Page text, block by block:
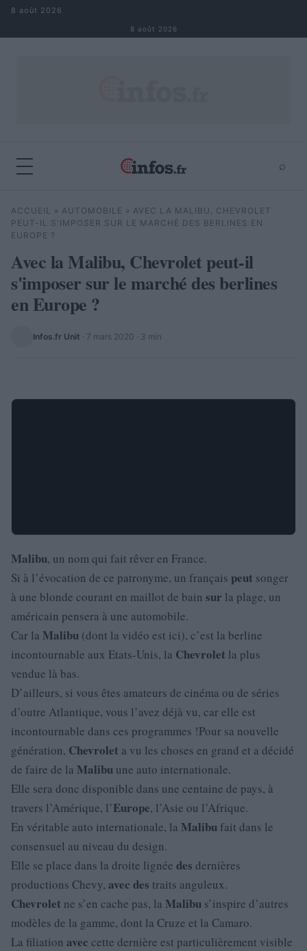
Aller au contenu
8 août 2026
8 août 2026
⌕
Rechercher ⌕
ACCUEIL » AUTOMOBILE » AVEC LA MALIBU, CHEVROLET
PEUT-IL S'IMPOSER SUR LE MARCHÉ DES BERLINES EN
EUROPE ?
Avec la Malibu, Chevrolet peut-il
s'imposer sur le marché des berlines
en Europe ?
Infos.fr Unit · 7 mars 2020 · 3 min
Malibu, un nom qui fait rêver en France.
Si à l’évocation de ce patronyme, un français peut songer
à une blonde courant en maillot de bain sur la plage, un
américain pensera à une automobile.
Car la Malibu (dont la vidéo est ici), c’est la berline
incontournable aux Etats-Unis, la Chevrolet la plus
vendue là bas.
D’ailleurs, si vous êtes amateurs de cinéma ou de séries
d’outre Atlantique, vous l’avez déjà vu, car elle est
incontournable dans ces programmes !Pour sa nouvelle
génération, Chevrolet a vu les choses en grand et a décidé
de faire de la Malibu une auto internationale.
Elle sera donc disponible dans une centaine de pays, à
travers l’Amérique, l’Europe, l’Asie ou l’Afrique.
En véritable auto internationale, la Malibu fait dans le
consensuel au niveau du design.
Elle se place dans la droite lignée des dernières
productions Chevy, avec des traits anguleux.
Chevrolet ne s’en cache pas, la Malibu s’inspire d’autres
modèles de la gamme, dont la Cruze et la Camaro.
La filiation avec cette dernière est particulièrement visible